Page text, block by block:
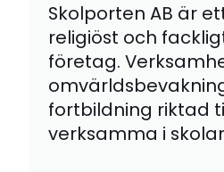
Skolporten AB är
religiöst och
företag.
fortbildning riktad
verksamma i